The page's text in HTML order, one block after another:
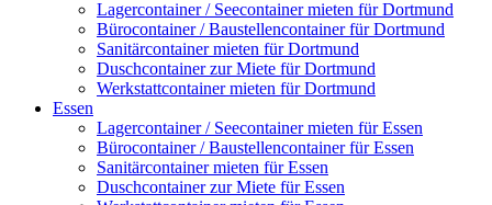
Lagercontainer / Seecontainer mieten für Dortmund
Bürocontainer / Baustellencontainer für Dortmund
Sanitärcontainer mieten für Dortmund
Duschcontainer zur Miete für Dortmund
Werkstattcontainer mieten für Dortmund
Essen
Lagercontainer / Seecontainer mieten für Essen
Bürocontainer / Baustellencontainer für Essen
Sanitärcontainer mieten für Essen
Duschcontainer zur Miete für Essen